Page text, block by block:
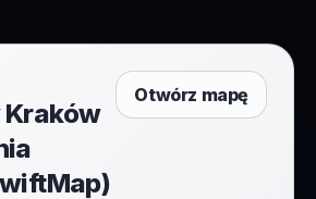
Otwórz mapę